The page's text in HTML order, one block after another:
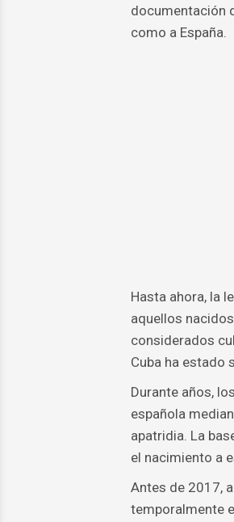
documentación
como a España.
Hasta ahora, la
aquellos
considerados
Cuba ha
Durante años,
española
apatridia. La
el nacimiento a
Antes de 2017,
temporalmente